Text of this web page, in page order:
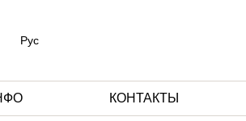
Рус
КОНТАКТЫ